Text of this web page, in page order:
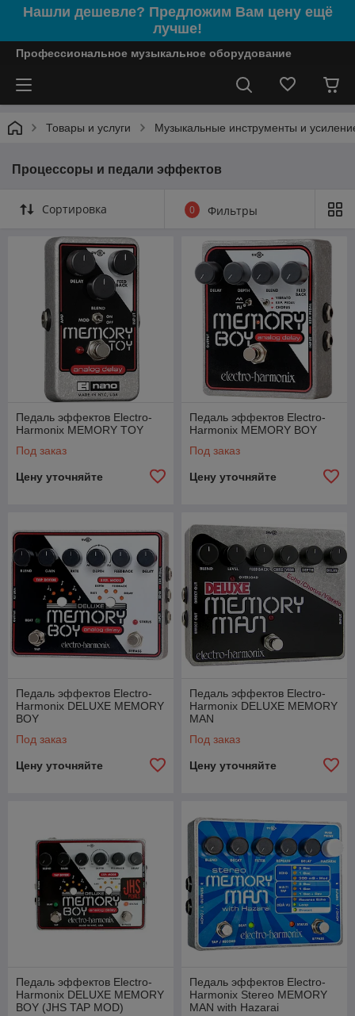
Нашли дешевле? Предложим Вам цену ещё
лучше!
Профессиональное музыкальное оборудование
Товары и услуги Музыкальные инструменты и
Процессоры и педали эффектов
Сортировка 0 Фильтры
Педаль эффектов Electro-
Harmonix MEMORY TOY
Под заказ
Цену уточняйте
Педаль эффектов Electro-
Harmonix MEMORY BOY
Под заказ
Цену уточняйте
Педаль эффектов Electro-
Harmonix DELUXE MEMORY
BOY
Под заказ
Цену уточняйте
Педаль эффектов Electro-
Harmonix DELUXE MEMORY
MAN
Под заказ
Цену уточняйте
Педаль эффектов Electro-
Harmonix DELUXE MEMORY
BOY (JHS TAP MOD)
Педаль эффектов Electro-
Harmonix Stereo MEMORY
MAN with Hazarai